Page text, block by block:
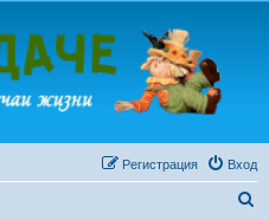
Вход
Регистрация